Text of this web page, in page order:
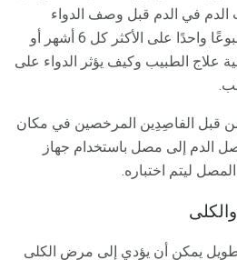
الدم في الدم قبل وصف الدواء
ويمكن أن تكون المتابعة أسبوعًا واحدًا على الأكثر كل 6 أشهر أو
علاج الطبيب وكيف يؤثر الدواء على
من قبل الفاصِدِين المرخصين في مكان
الدم إلى مصل باستخدام جهاز
ليتم اختباره.
يمكن أن يؤدي إلى مرض الكلى